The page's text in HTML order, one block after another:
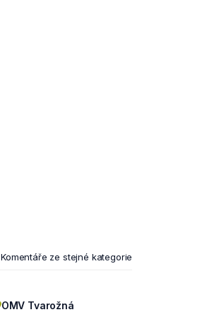
Komentáře ze stejné kategorie
OMV Tvarožná